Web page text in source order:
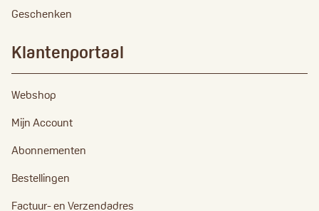
Geschenken
Klantenportaal
Webshop
Mijn Account
Abonnementen
Bestellingen
Factuur- en Verzendadres